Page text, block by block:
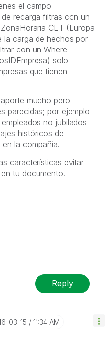
el campo
recarga filtras con un
CET (Europa
la carga de hechos por
con un Where
solo
que tienen
mucho pero
parecidas; por ejemplo
no jubilados
históricos de
la compañía.
características evitar
tu documento.
Reply
03-15 11:34 AM